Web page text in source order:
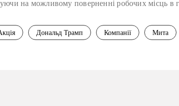
на можливому поверненні робочих місць в
Дональд Трамп Компанії Мита